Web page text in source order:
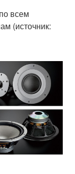
всем
(источник: